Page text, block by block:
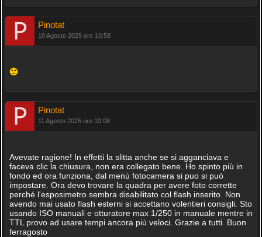
Pinotat
10 Agosto 2025 ore 10:58
Pinotat
11 Agosto 2025 ore 10:08
Avevate ragione! In effetti la slitta anche se si agganciava e
faceva clic la chiusura, non era collegato bene. Ho spinto più in
fondo ed ora funziona, dal menù fotocamera si puo si può
impostare. Ora devo trovare la quadra per avere foto corrette
perché l'esposimetro sembra disabilitato col flash inserito. Non
avendo mai usato flash esterni si accettano volentieri consigli. Sto
usando ISO manuali e otturatore max 1/250 in manuale mentre in
TTL provo ad usare tempi ancora più veloci. Grazie a tutti. Buon
ferragosto